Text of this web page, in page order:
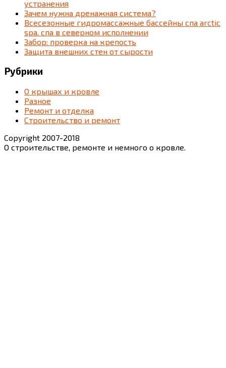
устранения
Зачем нужна дренажная система?
Всесезонные гидромассажные бассейны спа arctic
spa. спа в северном исполнении
Забор: проверка на крепость
Защита внешних стен от сырости
Рубрики
О крышах и кровле
Разное
Ремонт и отделка
Строительство и ремонт
Copyright 2007-2018
О строительстве, ремонте и немного о кровле.